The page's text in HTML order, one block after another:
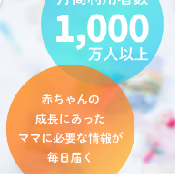
らいの量を目安にしてくだ